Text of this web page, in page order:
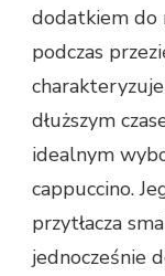
dodatkiem do
podczas
dłuższym
idealnym
cappuccino.
przytłacza
jednocześnie